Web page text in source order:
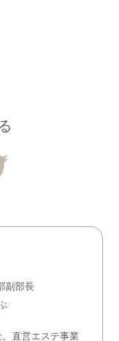
副部長
直営エステ事業